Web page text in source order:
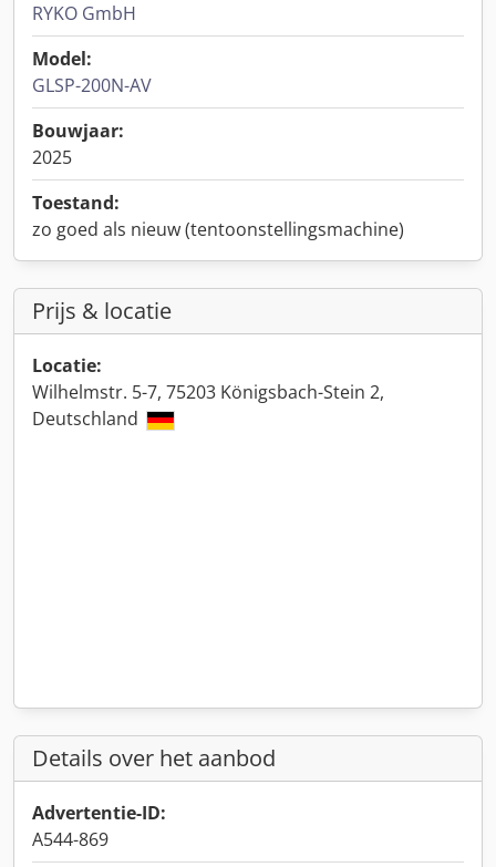
RYKO GmbH
Model:
GLSP-200N-AV
Bouwjaar:
2025
Toestand:
zo goed als nieuw (tentoonstellingsmachine)
Prijs & locatie
Locatie:
Wilhelmstr. 5-7, 75203 Königsbach-Stein 2,
Deutschland
Details over het aanbod
Advertentie-ID:
A544-869